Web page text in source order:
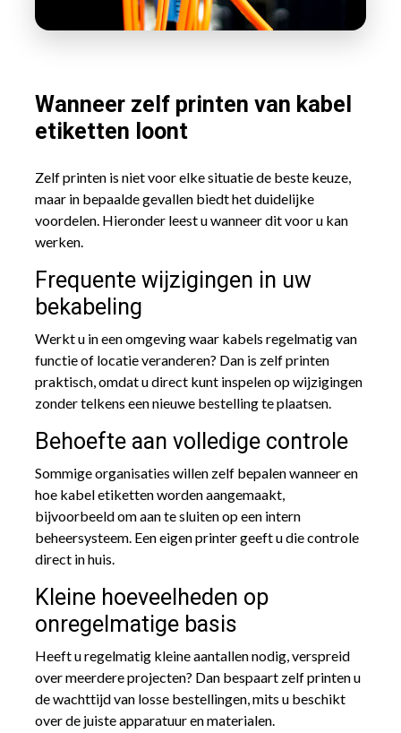
Wanneer zelf printen van kabel
etiketten loont
Zelf printen is niet voor elke situatie de beste keuze,
maar in bepaalde gevallen biedt het duidelijke
voordelen. Hieronder leest u wanneer dit voor u kan
werken.
Frequente wijzigingen in uw
bekabeling
Werkt u in een omgeving waar kabels regelmatig van
functie of locatie veranderen? Dan is zelf printen
praktisch, omdat u direct kunt inspelen op wijzigingen
zonder telkens een nieuwe bestelling te plaatsen.
Behoefte aan volledige controle
Sommige organisaties willen zelf bepalen wanneer en
hoe kabel etiketten worden aangemaakt,
bijvoorbeeld om aan te sluiten op een intern
beheersysteem. Een eigen printer geeft u die controle
direct in huis.
Kleine hoeveelheden op
onregelmatige basis
Heeft u regelmatig kleine aantallen nodig, verspreid
over meerdere projecten? Dan bespaart zelf printen u
de wachttijd van losse bestellingen, mits u beschikt
over de juiste apparatuur en materialen.